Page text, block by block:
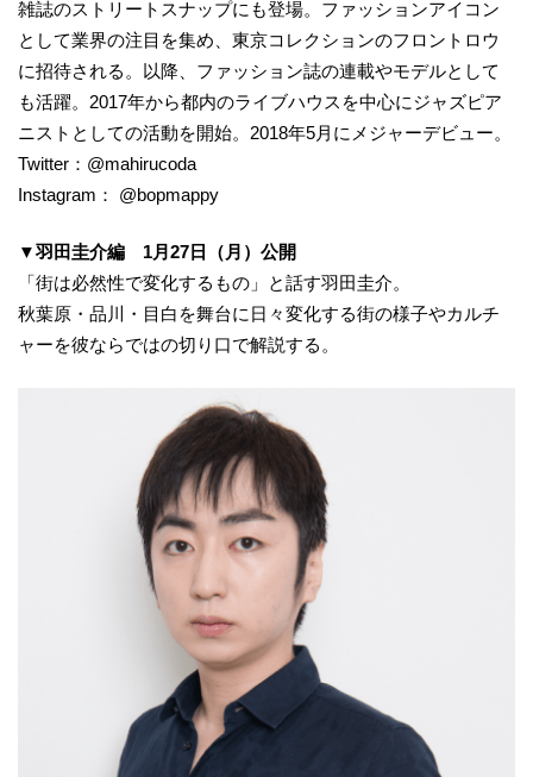
雑誌のストリートスナップにも登場。ファッションアイコン
として業界の注目を集め、東京コレクションのフロントロウ
に招待される。以降、ファッション誌の連載やモデルとして
も活躍。2017年から都内のライブハウスを中心にジャズピア
ニストとしての活動を開始。2018年5月にメジャーデビュー。
Twitter：@mahirucoda
Instagram： @bopmappy
▼羽田圭介編 1月27日（月）公開
「街は必然性で変化するもの」と話す羽田圭介。
秋葉原・品川・目白を舞台に日々変化する街の様子やカルチ
ャーを彼ならではの切り口で解説する。